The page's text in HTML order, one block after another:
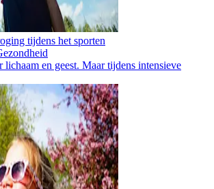
tijdens het sporten
lichaam en geest. Maar tijdens intensieve